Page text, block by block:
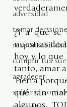
adversidad
tomar
responsabilidad
cumplir tus
agradecer
soltar el
¿Y a qué se
nuestras
hoy y lo que
tanto, amar
Tierra
qué tan
algunos,